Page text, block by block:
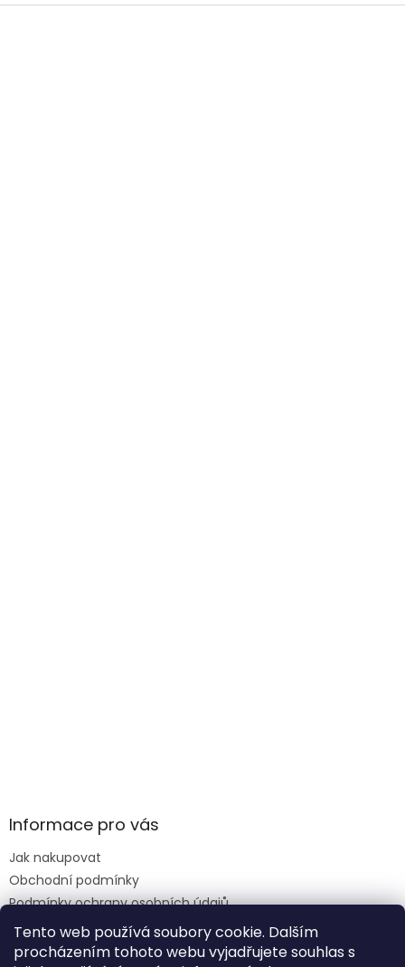
Tento web používá soubory cookie. Dalším
procházením tohoto webu vyjadřujete souhlas s
Z
Informace pro vás
Jak nakupovat
Obchodní podmínky
Podmínky ochrany osobních údajů
Reklamace formulář